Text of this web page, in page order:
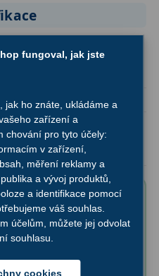
naváděcí systém
Úroveň uživatele: Pokročilý
Oblast použití:
Astrofotografie, Pozorování
planet
Obsah balení
produktu
"Apochromatický
ED Sirius HEQ-5
fungoval, jak jste
jak ho znáte, ukládáme a
zařízení a
chování pro tyto účely:
v zařízení,
měření reklamy a
a vývoj produktů,
a identifikace pomocí
váš souhlas.
účelům, můžete jej odvolat
souhlasu.
cookies